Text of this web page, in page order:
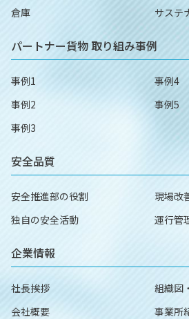
倉庫
サステ
パートナー貨物取り組み事例
事例1
事例2
事例3
事例4
事例5
安全品質
安全推進部の役割
独自の安全活動
現場改
運行管
企業情報
社長挨拶
会社概要
組織図
事業所